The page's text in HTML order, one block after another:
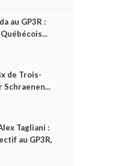
au GP3R :
de Trois-
Tagliani :
au GP3R,